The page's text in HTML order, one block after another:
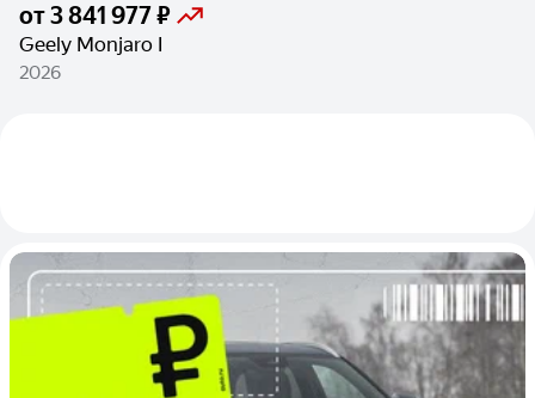
от3 841 977 ₽
Geely Monjaro I
2026